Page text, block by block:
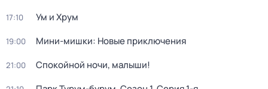
17:10 Ум и Хрум
19:00 Мини-мишки: Новые приключения
21:00 Спокойной ночи, малыши!